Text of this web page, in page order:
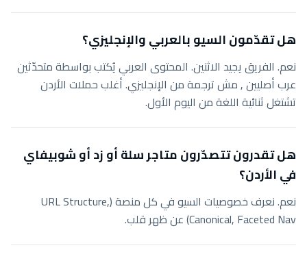
هل تقدّمون السيو بالعربي والإنجليزي؟
نعم. الفريق يجيد الاثنين. المحتوى العربي يُكتب بواسطة متحدّثين
عرب أصليين , مش ترجمة من الإنجليزي. أغلب حملات الأردن
تشتغل ثنائية اللغة من اليوم الأول.
هل تقدرون تتصدّرون متاجر سلة أو زد أو شوبيفاي
في الأردن؟
نعم. نعرف خصوصيات السيو في كل منصة (URL Structure,
Canonical, Faceted Nav) عن ظهر قلب.